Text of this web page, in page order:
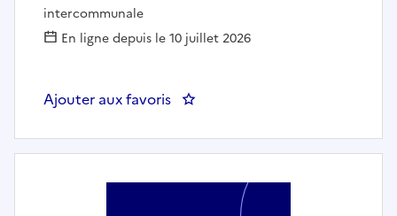
intercommunale
En ligne depuis le 10 juillet 2026
Ajouter aux favoris : Professeur de musique -